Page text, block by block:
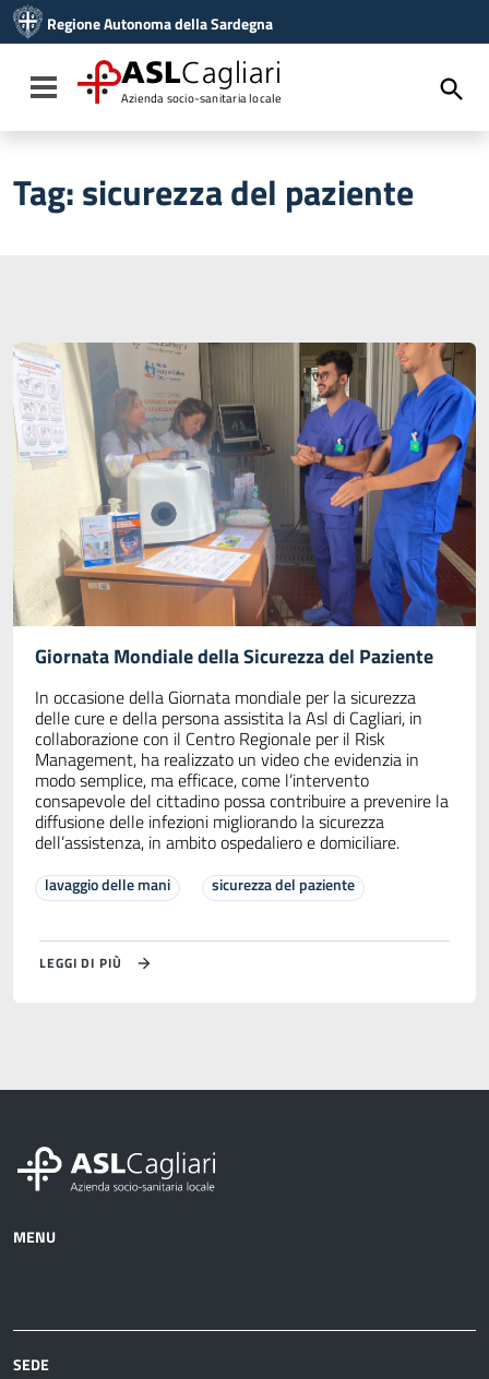
Vai al menu di navigazione
Vai al footer
Regione Autonoma della Sardegna
Toggle navigation
ASLCagliari
Azienda socio-sanitaria locale
Tag:sicurezza del paziente
Giornata Mondiale della Sicurezza del Paziente
In occasione della Giornata mondiale per la sicurezza
delle cure e della persona assistita la Asl di Cagliari, in
collaborazione con il Centro Regionale per il Risk
Management, ha realizzato un video che evidenzia in
modo semplice, ma efficace, come l’intervento
consapevole del cittadino possa contribuire a prevenire la
diffusione delle infezioni migliorando la sicurezza
dell’assistenza, in ambito ospedaliero e domiciliare.
lavaggio delle mani sicurezza del paziente
LEGGI DI PIÙ
MENU
sanitarie
fare
SEDE